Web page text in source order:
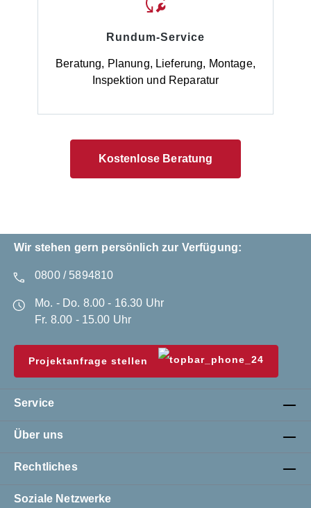
Rundum-Service
Beratung, Planung, Lieferung, Montage,
Inspektion und Reparatur
Kostenlose Beratung
Wir stehen gern persönlich zur Verfügung:
0800 / 5894810
Mo. - Do. 8.00 - 16.30 Uhr
Fr. 8.00 - 15.00 Uhr
Projektanfrage stellen
Service
Über uns
Rechtliches
Soziale Netzwerke